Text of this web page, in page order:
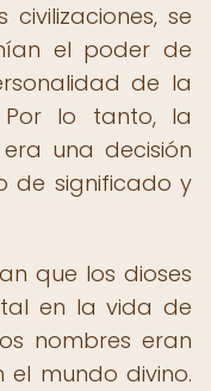
se
el poder de
de la
lo tanto, la
una decisión
de significado y
que los dioses
en la vida de
nombres eran
mundo divino.